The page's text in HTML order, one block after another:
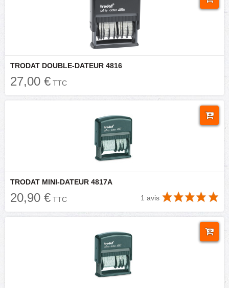
TRODAT DOUBLE-DATEUR 4816
27,00 € TTC
TRODAT MINI-DATEUR 4817A
20,90 € TTC 1 avis